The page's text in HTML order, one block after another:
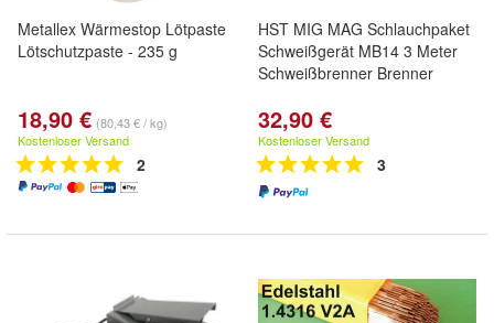
Metallex Wärmestop Lötpaste
Lötschutzpaste - 235 g
18,90 € (80,43 € / kg)
Kostenloser Versand
2
HST MIG MAG Schlauchpaket
Schweißgerät MB14 3 Meter
Schweißbrenner Brenner
32,90 €
Kostenloser Versand
3